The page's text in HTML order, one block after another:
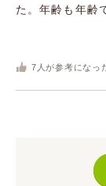
た。年齢も年齢
7 人が参考になっ